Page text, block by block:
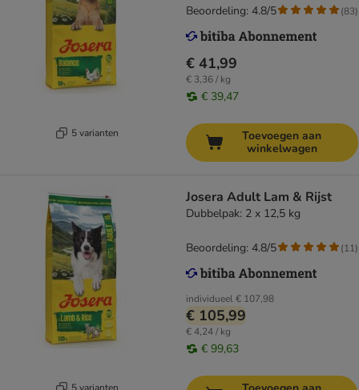
5 varianten
€ 41,99
€ 3,36 / kg
€ 39,47
Beoordeling: 4.8/5 (83)
Toevoegen aan
winkelwagen
5 varianten
Josera Adult Lam & Rijst
Dubbelpak: 2 x 12,5 kg
individueel€ 107,98
€ 105,99
€ 4,24 / kg
€ 99,63
Beoordeling: 4.8/5 (11)